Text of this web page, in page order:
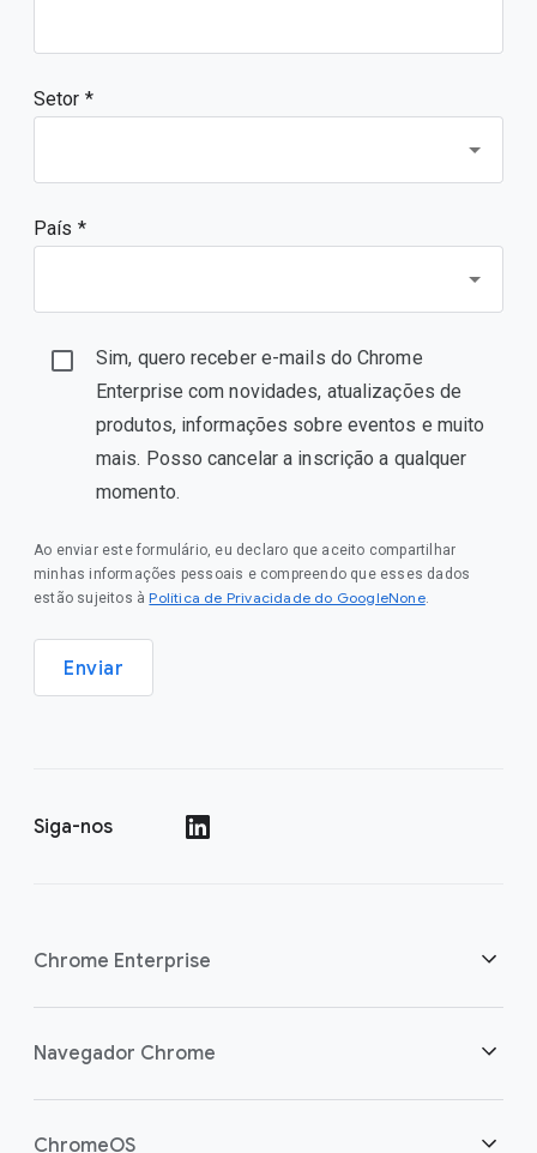
Setor *
País *
Sim, quero receber e-mails do Chrome
Enterprise com novidades, atualizações de
produtos, informações sobre eventos e muito
mais. Posso cancelar a inscrição a qualquer
momento.
Ao enviar este formulário, eu declaro que aceito compartilhar
minhas informações pessoais e compreendo que esses dados
estão sujeitos à Política de Privacidade do GoogleNone.
Enviar
Siga-nos
Chrome Enterprise
Segurança
Navegador Chrome
Visão geral
ChromeOS